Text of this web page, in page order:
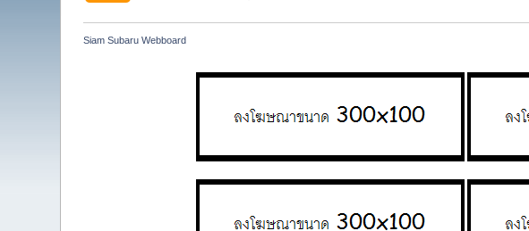
Siam Subaru Webboard